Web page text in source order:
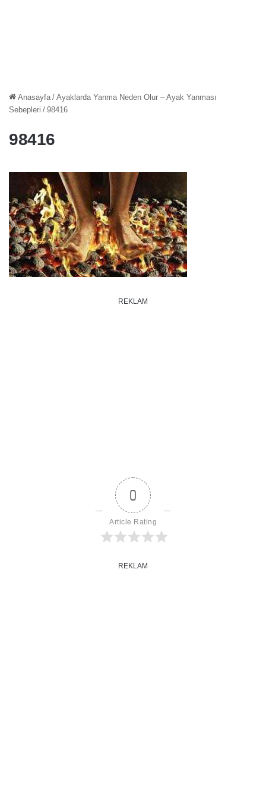
Anasayfa / Ayaklarda Yanma Neden Olur – Ayak Yanması
Sebepleri / 98416
98416
REKLAM
0
Article Rating
REKLAM